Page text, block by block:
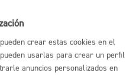
festivales
* Online con
crear estas cookies en el
usarlas para crear un perfil
anuncios personalizados en